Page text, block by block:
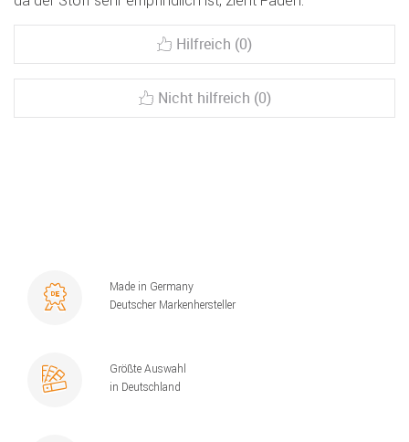
Hilfreich (0)
Nicht hilfreich (0)
Made in Germany
Deutscher Markenhersteller
Größte Auswahl
in Deutschland